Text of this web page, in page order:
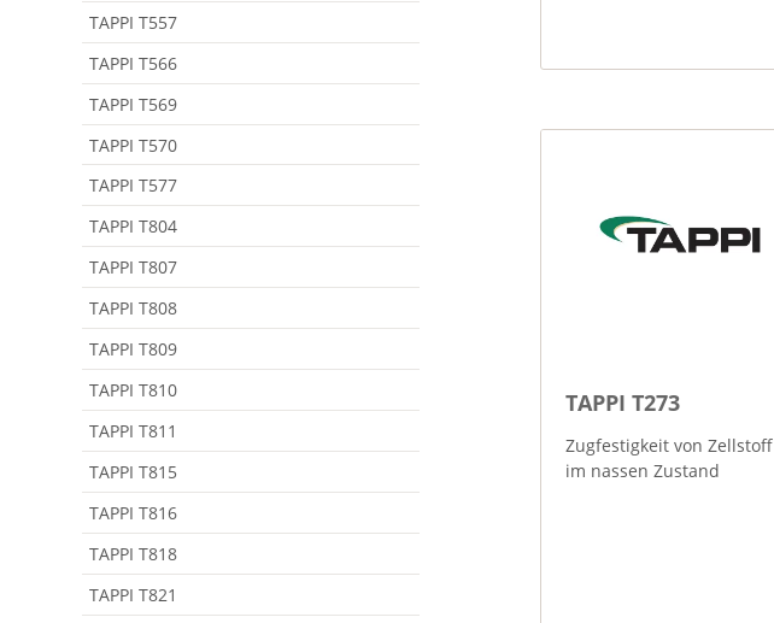
TAPPI T273
Zugfestigkeit von Zellstoff
im nassen Zustand
TAPPI T557
TAPPI T566
TAPPI T569
TAPPI T570
TAPPI T577
TAPPI T804
TAPPI T807
TAPPI T808
TAPPI T809
TAPPI T810
TAPPI T811
TAPPI T815
TAPPI T816
TAPPI T818
TAPPI T821